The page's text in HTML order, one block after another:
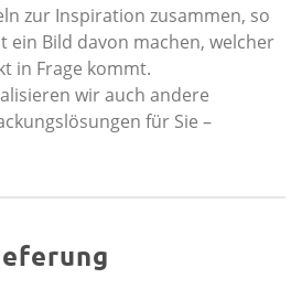
zur Inspiration zusammen, so
ein Bild davon machen, welcher
in Frage kommt.
wir auch andere
für Sie –